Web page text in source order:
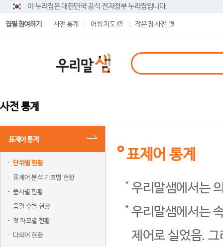
이 누리집은 대한민국 공식 전자정부 누리집입니다.
집필 참여하기 사전 통계 어휘 지도 작은 창 사전
사전 통계
표제어 통계
단위별 현황
표제어 분석 기호별 현황
품사별 현황
음절 수별 현황
첫 자모별 현황
다의어 현황
표제어 통계
우리말샘에서는
우리말샘에서는
제어로 실었음.